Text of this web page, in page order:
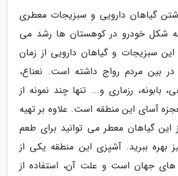
گیاهان دارویی و سبزیجات معطری
شکل خودرو در کوهستان ها رشد می
این سبزیجات و گیاهان دارویی از زمان
بین مردم رواج داشته است. نعناع،
بابونه، رزماری و... تنها چند نمونه از
آسای این منطقه است. علاوه بر تهیه
گیاهان معطر می توانید برای طعم
بهره ببرید. آشپزی این منطقه یکی از
های جهان است و علت آن، استفاده از